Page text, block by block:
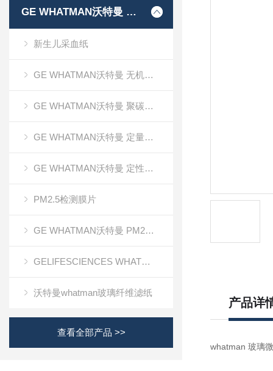
GE WHATMAN沃特曼 过滤产品代理
新生儿采血纸
GE WHATMAN沃特曼 无机氧化铝AAO模板
GE WHATMAN沃特曼 聚碳酸酯膜
GE WHATMAN沃特曼 定量滤纸
GE WHATMAN沃特曼 定性滤纸
PM2.5检测膜片
GE WHATMAN沃特曼 PM2.5专用产品
GELIFESCIENCES WHATMAN 转印记膜杂交膜
沃特曼whatman玻璃纤维滤纸
查看全部产品 >>
产品详
whatman 玻璃